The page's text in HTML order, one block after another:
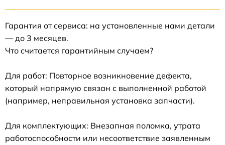
Гарантия от сервиса: на установленные нами детали
— до 3 месяцев.
Что считается гарантийным случаем?
Для работ: Повторное возникновение дефекта,
который напрямую связан с выполненной работой
(например, неправильная установка запчасти).
Для комплектующих: Внезапная поломка, утрата
работоспособности или несоответствие заявленным